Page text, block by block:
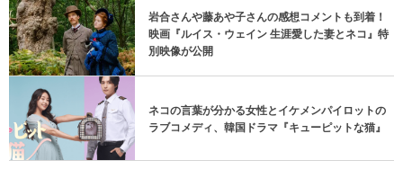
岩合さんや藤あや子さんの感想コメントも到着！
映画『ルイス・ウェイン 生涯愛した妻とネコ』特
別映像が公開
ネコの言葉が分かる女性とイケメンパイロットの
ラブコメディ、韓国ドラマ『キューピットな猫』